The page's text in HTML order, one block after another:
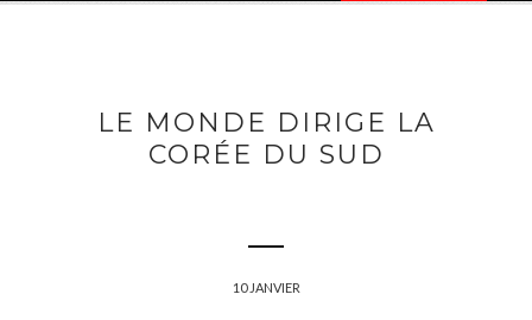
LE MONDE DIRIGE LA
CORÉE DU SUD
10 JANVIER